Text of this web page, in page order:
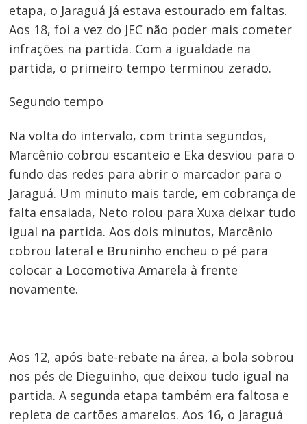
etapa, o Jaraguá já estava estourado em faltas.
Aos 18, foi a vez do JEC não poder mais cometer
infrações na partida. Com a igualdade na
partida, o primeiro tempo terminou zerado.
Segundo tempo
Na volta do intervalo, com trinta segundos,
Marcênio cobrou escanteio e Eka desviou para o
fundo das redes para abrir o marcador para o
Jaraguá. Um minuto mais tarde, em cobrança de
falta ensaiada, Neto rolou para Xuxa deixar tudo
igual na partida. Aos dois minutos, Marcênio
cobrou lateral e Bruninho encheu o pé para
colocar a Locomotiva Amarela à frente
novamente.
Aos 12, após bate-rebate na área, a bola sobrou
nos pés de Dieguinho, que deixou tudo igual na
partida. A segunda etapa também era faltosa e
repleta de cartões amarelos. Aos 16, o Jaraguá
Navegação
de
Post